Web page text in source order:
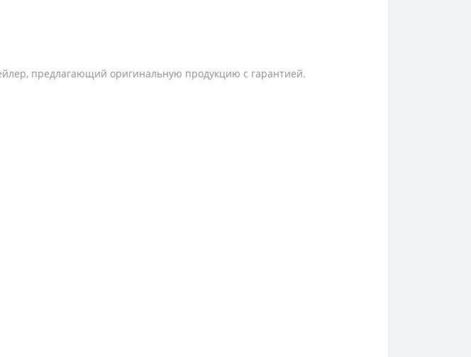
предлагающий оригинальную продукцию с гарантией.